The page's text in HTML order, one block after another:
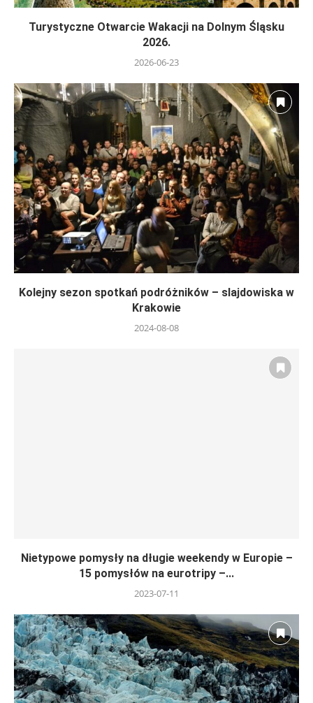
Turystyczne Otwarcie Wakacji na Dolnym Śląsku
2026.
2026-06-23
Kolejny sezon spotkań podróżników – slajdowiska w
Krakowie
2024-08-08
Nietypowe pomysły na długie weekendy w Europie –
15 pomysłów na eurotripy –...
2023-07-11